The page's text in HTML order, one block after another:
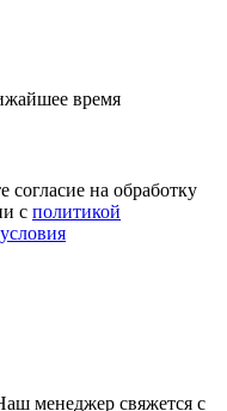
время
согласие на обработку
с политикой
условия
менеджер свяжется с